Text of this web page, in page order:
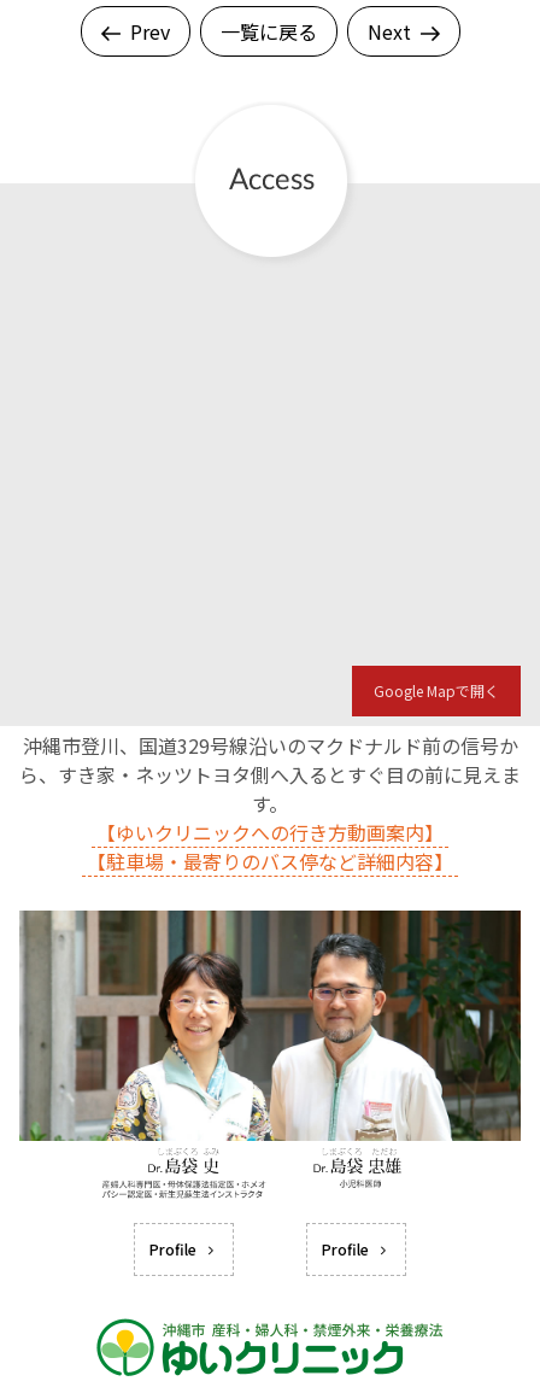
Prev 一覧に戻る Next
Google Mapで開く
沖縄市登川、国道329号線沿いのマクドナルド前の信号か
ら、すき家・ネッツトヨタ側へ入るとすぐ目の前に見えま
す。
【ゆいクリニックへの行き方動画案内】
【駐車場・最寄りのバス停など詳細内容】
Profile Profile